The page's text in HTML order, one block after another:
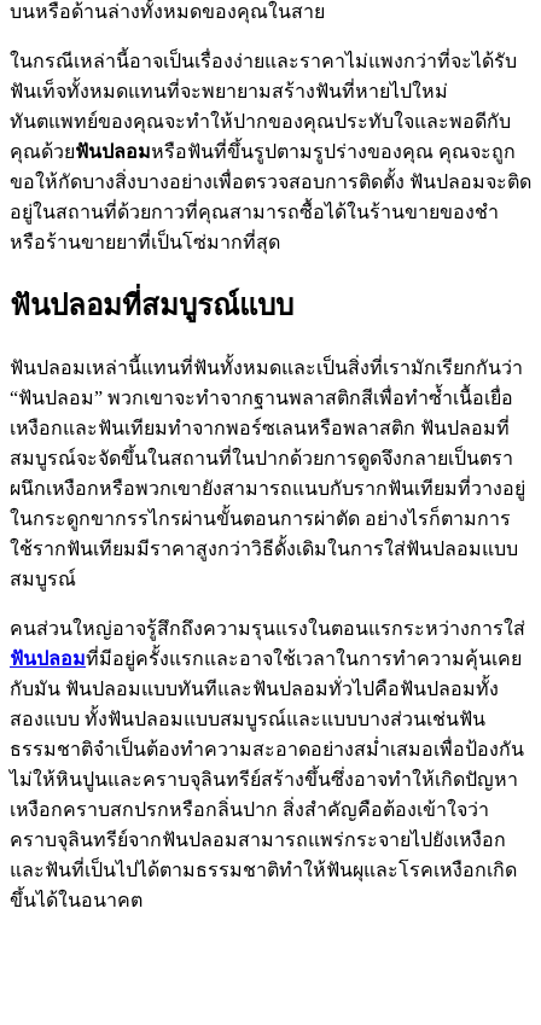
บนหรือด้านล่างทั้งหมดของคุณในสาย
ในกรณีเหล่านี้อาจเป็นเรื่องง่ายและราคาไม่แพงกว่าที่จะได้รับ
ฟันเท็จทั้งหมดแทนที่จะพยายามสร้างฟันที่หายไปใหม่
ทันตแพทย์ของคุณจะทำให้ปากของคุณประทับใจและพอดีกับ
คุณด้วยฟันปลอมหรือฟันที่ขึ้นรูปตามรูปร่างของคุณ คุณจะถูก
ขอให้กัดบางสิ่งบางอย่างเพื่อตรวจสอบการติดตั้ง ฟันปลอมจะติด
อยู่ในสถานที่ด้วยกาวที่คุณสามารถซื้อได้ในร้านขายของชำ
หรือร้านขายยาที่เป็นโซ่มากที่สุด
ฟันปลอมที่สมบูรณ์แบบ
ฟันปลอมเหล่านี้แทนที่ฟันทั้งหมดและเป็นสิ่งที่เรามักเรียกกันว่า
“ฟันปลอม” พวกเขาจะทำจากฐานพลาสติกสีเพื่อทำซ้ำเนื้อเยื่อ
เหงือกและฟันเทียมทำจากพอร์ซเลนหรือพลาสติก ฟันปลอมที่
สมบูรณ์จะจัดขึ้นในสถานที่ในปากด้วยการดูดจึงกลายเป็นตรา
ผนึกเหงือกหรือพวกเขายังสามารถแนบกับรากฟันเทียมที่วางอยู่
ในกระดูกขากรรไกรผ่านขั้นตอนการผ่าตัด อย่างไรก็ตามการ
ใช้รากฟันเทียมมีราคาสูงกว่าวิธีดั้งเดิมในการใส่ฟันปลอมแบบ
สมบูรณ์
คนส่วนใหญ่อาจรู้สึกถึงความรุนแรงในตอนแรกระหว่างการใส่
ฟันปลอมที่มีอยู่ครั้งแรกและอาจใช้เวลาในการทำความคุ้นเคย
กับมัน ฟันปลอมแบบทันทีและฟันปลอมทั่วไปคือฟันปลอมทั้ง
สองแบบ ทั้งฟันปลอมแบบสมบูรณ์และแบบบางส่วนเช่นฟัน
ธรรมชาติจำเป็นต้องทำความสะอาดอย่างสม่ำเสมอเพื่อป้องกัน
ไม่ให้หินปูนและคราบจุลินทรีย์สร้างขึ้นซึ่งอาจทำให้เกิดปัญหา
เหงือกคราบสกปรกหรือกลิ่นปาก สิ่งสำคัญคือต้องเข้าใจว่า
คราบจุลินทรีย์จากฟันปลอมสามารถแพร่กระจายไปยังเหงือก
และฟันที่เป็นไปได้ตามธรรมชาติทำให้ฟันผุและโรคเหงือกเกิด
ขึ้นได้ในอนาคต